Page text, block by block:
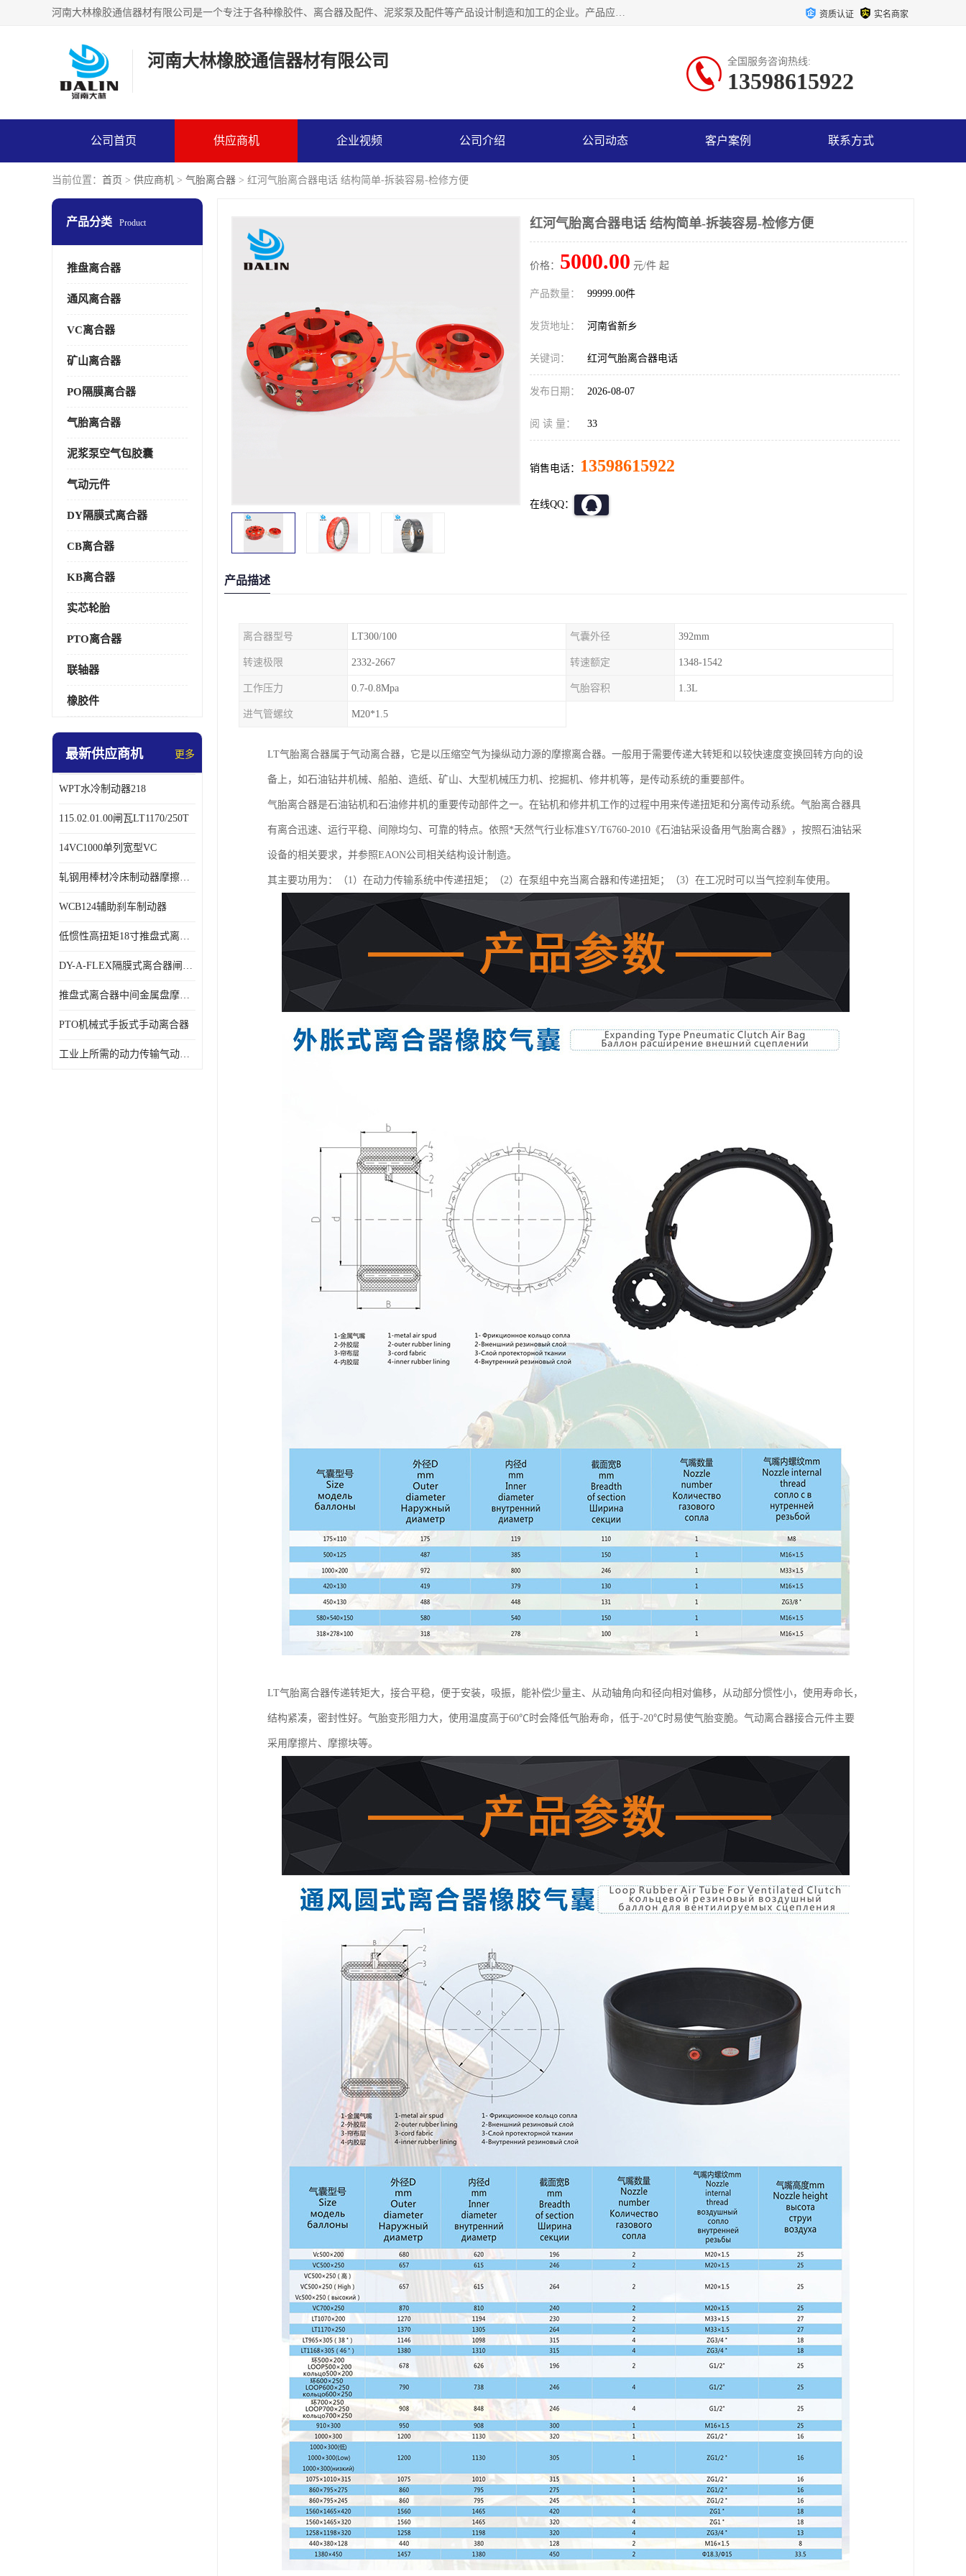
河南大林橡胶通信器材有限公司是一个专注于各种橡胶件、离合器及配件、泥浆泵及配件等产品设计制造和加工的企业。产品应用于矿山、冶金、石油、钢铁、化工、水泥、船舶、造纸、通用机械等各种大功率机械传动或制动装置。 资质认证 实名商家
河南大林橡胶通信器材有限公司 全国服务咨询热线:
13598615922
公司首页 供应商机 企业视频 公司介绍 公司动态 客户案例 联系方式
当前位置： 首页 > 供应商机 > 气胎离合器 > 红河气胎离合器电话 结构简单-拆装容易-检修方便
产品分类 Product
推盘离合器
通风离合器
VC离合器
矿山离合器
PO隔膜离合器
气胎离合器
泥浆泵空气包胶囊
气动元件
DY隔膜式离合器
CB离合器
KB离合器
实芯轮胎
PTO离合器
联轴器
橡胶件
最新供应商机 更多
WPT水冷制动器218
115.02.01.00闸瓦LT1170/250T
14VC1000单列宽型VC
轧钢用棒材冷床制动器摩擦片218
WCB124辅助刹车制动器
低惯性高扭矩18寸推盘式离合器中心盘齿盘W18-11-101
DY-A-FLEX隔膜式离合器闸瓦总成7015125A
推盘式离合器中间金属盘摩擦盘18寸
PTO机械式手扳式手动离合器
工业上所需的动力传输气动离合器WCB424
红河气胎离合器电话 结构简单-拆装容易-检修方便
价格： 5000.00 元/件 起
产品数量： 99999.00件
发货地址： 河南省新乡
关键词： 红河气胎离合器电话
发布日期： 2026-08-07
阅 读 量： 33
销售电话： 13598615922
在线QQ：
产品描述
离合器型号 LT300/100 气囊外径 392mm
转速极限 2332-2667 转速额定 1348-1542
工作压力 0.7-0.8Mpa 气胎容积 1.3L
进气管螺纹 M20*1.5
LT气胎离合器属于气动离合器，它是以压缩空气为操纵动力源的摩擦离合器。一般用于需要传递大转矩和以较快速度变换回转方向的设
备上，如石油钻井机械、船舶、造纸、矿山、大型机械压力机、挖掘机、修井机等，是传动系统的重要部件。
气胎离合器是石油钻机和石油修井机的重要传动部件之一。在钻机和修井机工作的过程中用来传递扭矩和分离传动系统。气胎离合器具
有离合迅速、运行平稳、间隙均匀、可靠的特点。依照*天然气行业标准SY/T6760-2010《石油钻采设备用气胎离合器》，按照石油钻采
设备的相关要求，并参照EAON公司相关结构设计制造。
其主要功用为：（1）在动力传输系统中传递扭矩；（2）在泵组中充当离合器和传递扭矩；（3）在工况时可以当气控刹车使用。
LT气胎离合器传递转矩大，接合平稳，便于安装，吸振，能补偿少量主、从动轴角向和径向相对偏移，从动部分惯性小，使用寿命长，
结构紧凑，密封性好。气胎变形阻力大，使用温度高于60℃时会降低气胎寿命，低于-20℃时易使气胎变脆。气动离合器接合元件主要
采用摩擦片、摩擦块等。